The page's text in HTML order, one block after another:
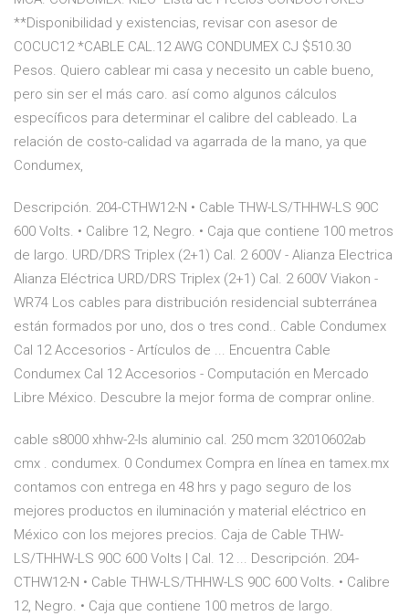
**Disponibilidad y existencias, revisar con asesor de
COCUC12 *CABLE CAL.12 AWG CONDUMEX CJ $510.30
Pesos. Quiero cablear mi casa y necesito un cable bueno,
pero sin ser el más caro. así como algunos cálculos
específicos para determinar el calibre del cableado. La
relación de costo-calidad va agarrada de la mano, ya que
Condumex,
Descripción. 204-CTHW12-N • Cable THW-LS/THHW-LS 90C
600 Volts. • Calibre 12, Negro. • Caja que contiene 100 metros
de largo. URD/DRS Triplex (2+1) Cal. 2 600V - Alianza Electrica
Alianza Eléctrica URD/DRS Triplex (2+1) Cal. 2 600V Viakon -
WR74 Los cables para distribución residencial subterránea
están formados por uno, dos o tres cond.. Cable Condumex
Cal 12 Accesorios - Artículos de ... Encuentra Cable
Condumex Cal 12 Accesorios - Computación en Mercado
Libre México. Descubre la mejor forma de comprar online.
cable s8000 xhhw-2-ls aluminio cal. 250 mcm 32010602ab
cmx . condumex. 0 Condumex Compra en línea en tamex.mx
contamos con entrega en 48 hrs y pago seguro de los
mejores productos en iluminación y material eléctrico en
México con los mejores precios. Caja de Cable THW-
LS/THHW-LS 90C 600 Volts | Cal. 12 ... Descripción. 204-
CTHW12-N • Cable THW-LS/THHW-LS 90C 600 Volts. • Calibre
12, Negro. • Caja que contiene 100 metros de largo.